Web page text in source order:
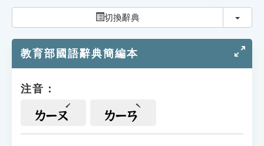
索引選單
單字索引
遊戲專區
切換辭典 切換
教育部國語辭典簡編本
注音：
ㄌㄧㄡ ㄌㄧㄢ